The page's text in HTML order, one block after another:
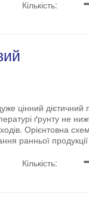
Кількість:
цінний дієтичний
ґрунту не
Орієнтовна
ранньої
Кількість: